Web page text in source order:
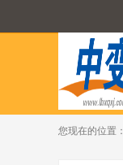
您现在的位置：